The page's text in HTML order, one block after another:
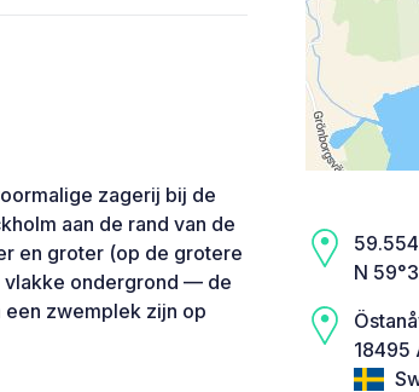
zagerij bij de
aan de rand van de
en groter (op de grotere
vlakke ondergrond — de
een zwemplek zijn op
N
18495